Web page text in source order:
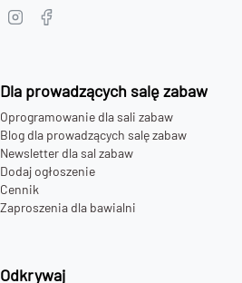
Dla prowadzących salę zabaw
Oprogramowanie dla sali zabaw
Blog dla prowadzących salę zabaw
Newsletter dla sal zabaw
Dodaj ogłoszenie
Cennik
Zaproszenia dla bawialni
Odkrywaj